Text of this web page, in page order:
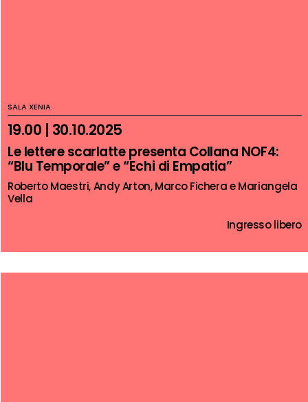
SALA XENIA
19.00 | 30.10.2025
Le lettere scarlatte presenta Collana NOF4:
“Blu Temporale” e “Echi di Empatia”
Roberto Maestri, Andy Arton, Marco Fichera e Mariangela
Vella
Ingresso libero